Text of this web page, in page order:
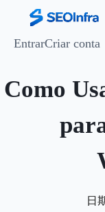
EntrarCriar conta
Como
日